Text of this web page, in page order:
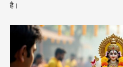
है।